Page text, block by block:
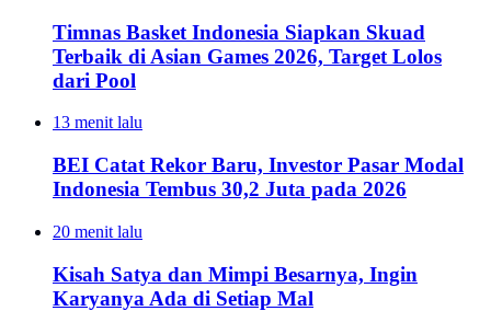
Timnas Basket Indonesia Siapkan Skuad
Terbaik di Asian Games 2026, Target Lolos
dari Pool
13 menit lalu
BEI Catat Rekor Baru, Investor Pasar Modal
Indonesia Tembus 30,2 Juta pada 2026
20 menit lalu
Kisah Satya dan Mimpi Besarnya, Ingin
Karyanya Ada di Setiap Mal